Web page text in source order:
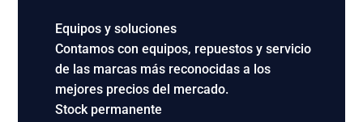
Equipos y soluciones
Contamos con equipos, repuestos y servicio
de las marcas más reconocidas a los
mejores precios del mercado.
Stock permanente